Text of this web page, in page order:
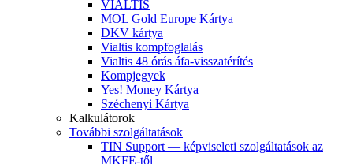
VIALTIS
MOL Gold Europe Kártya
DKV kártya
Vialtis kompfoglalás
Vialtis 48 órás áfa-visszatérítés
Kompjegyek
Yes! Money Kártya
Széchenyi Kártya
Kalkulátorok
További szolgáltatások
TIN Support — képviseleti szolgáltatások az
MKFE-től